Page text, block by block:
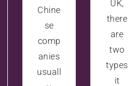
Chine
se
comp
anies
usuall
UK,
there
are
two
types